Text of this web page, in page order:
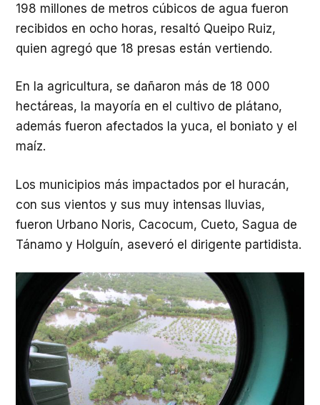
198 millones de metros cúbicos de agua fueron
recibidos en ocho horas, resaltó Queipo Ruiz,
quien agregó que 18 presas están vertiendo.
En la agricultura, se dañaron más de 18 000
hectáreas, la mayoría en el cultivo de plátano,
además fueron afectados la yuca, el boniato y el
maíz.
Los municipios más impactados por el huracán,
con sus vientos y sus muy intensas lluvias,
fueron Urbano Noris, Cacocum, Cueto, Sagua de
Tánamo y Holguín, aseveró el dirigente partidista.